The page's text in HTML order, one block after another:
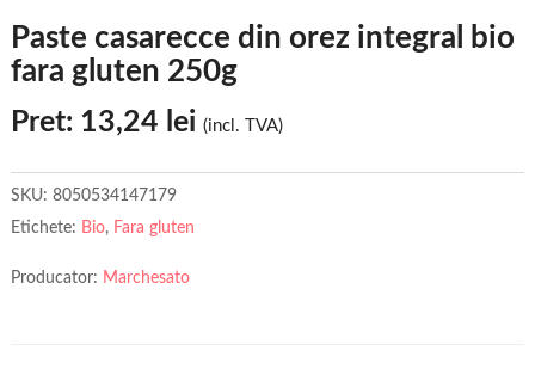
Paste casarecce din orez integral bio
fara gluten 250g
Pret: 13,24 lei (incl. TVA)
SKU: 8050534147179
Etichete: Bio, Fara gluten
Producator: Marchesato